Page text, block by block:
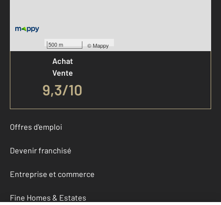
500 m ©Mappy
Votre agence est notée
Achat
Vente
9,3/10
Offres d'emploi
Devenir franchisé
Entreprise et commerce
Fine Homes & Estates